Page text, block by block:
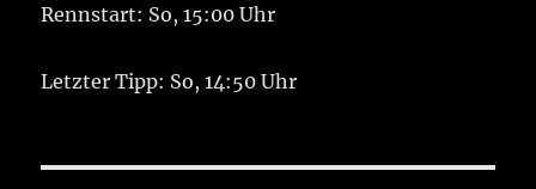
Rennstart: So, 15:00 Uhr
Letzter Tipp: So, 14:50 Uhr